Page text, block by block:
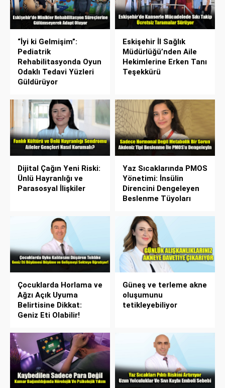
“İyi ki Gelmişim”:
Pediatrik
Rehabilitasyonda Oyun
Odaklı Tedavi Yüzleri
Güldürüyor
Eskişehir İl Sağlık
Müdürlüğü’nden Aile
Hekimlerine Erken Tanı
Teşekkürü
Dijital Çağın Yeni Riski:
Ünlü Hayranlığı ve
Parasosyal İlişkiler
Yaz Sıcaklarında PMOS
Yönetimi: İnsülin
Direncini Dengeleyen
Beslenme Tüyoları
Çocuklarda Horlama ve
Ağzı Açık Uyuma
Belirtisine Dikkat:
Geniz Eti Olabilir!
Güneş ve terleme akne
oluşumunu
tetikleyebiliyor